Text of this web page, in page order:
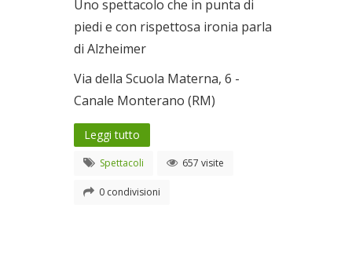
Uno spettacolo che in punta di
piedi e con rispettosa ironia parla
di Alzheimer
Via della Scuola Materna, 6 -
Canale Monterano (RM)
Leggi tutto
Spettacoli 657 visite
0 condivisioni